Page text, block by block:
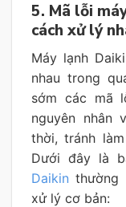
5. Mã lỗi
cách xử lý
Máy lạnh
nhau trong
sớm các mã
nguyên nhân
thời, tránh
Dưới đây là
Daikin thường
xử lý cơ bản: